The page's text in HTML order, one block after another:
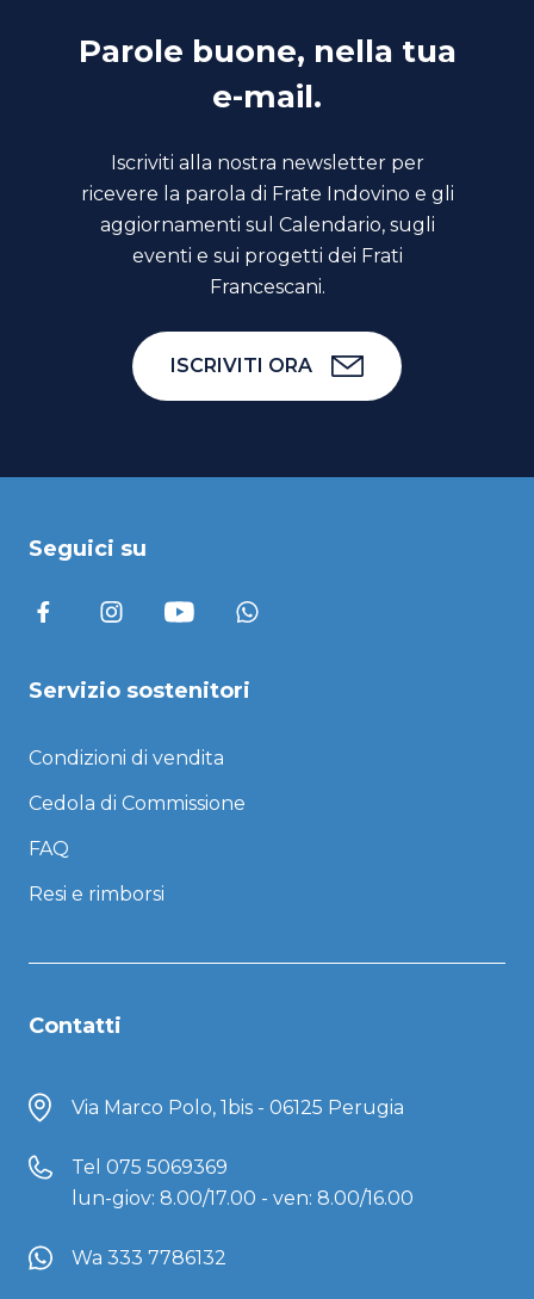
Parole buone, nella tua
e-mail.
Iscriviti alla nostra newsletter per
ricevere la parola di Frate Indovino e gli
aggiornamenti sul Calendario, sugli
eventi e sui progetti dei Frati
Francescani.
ISCRIVITI ORA
Seguici su
Servizio sostenitori
Condizioni di vendita
Cedola di Commissione
FAQ
Resi e rimborsi
Contatti
Via Marco Polo, 1bis - 06125 Perugia
Tel 075 5069369
lun-giov: 8.00/17.00 - ven: 8.00/16.00
Wa 333 7786132